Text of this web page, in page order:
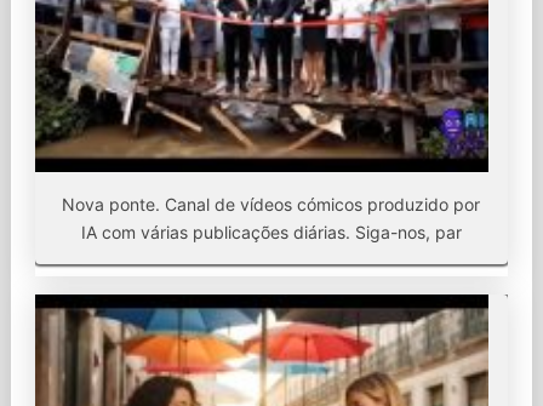
Nova ponte. Canal de vídeos cómicos produzido por
IA com várias publicações diárias. Siga-nos, par